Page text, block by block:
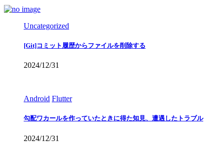
Uncategorized
[Git]コミット履歴からファイルを削除する
2024/12/31
Android Flutter
勾配ワカールを作っていたときに得た知見、遭遇したトラブル
2024/12/31